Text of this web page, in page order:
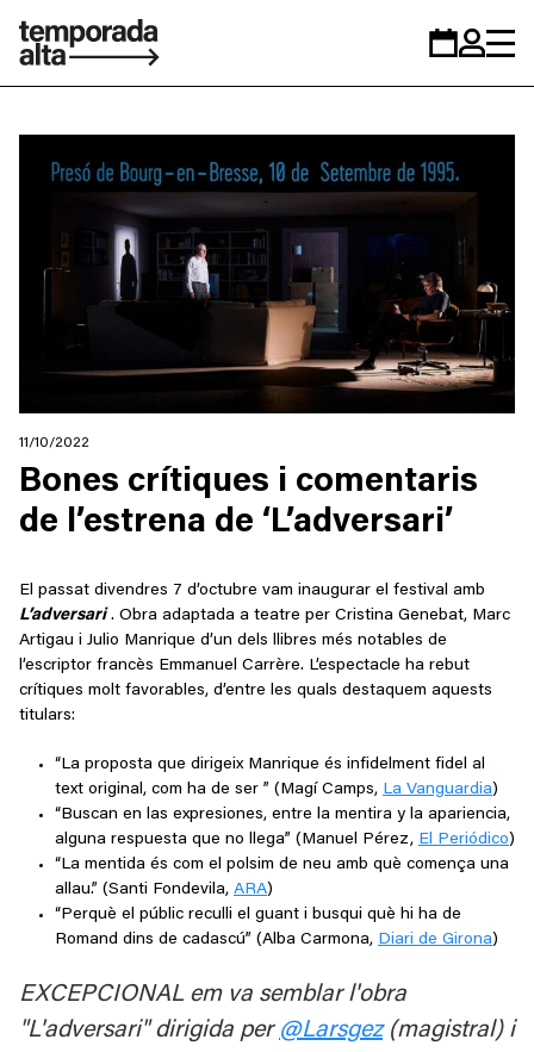
Temporada
personal
11/10/2022
Bones crítiques i comentaris
de l’estrena de ‘L’adversari’
El passat divendres 7 d’octubre vam inaugurar el festival amb
L’adversari. Obra adaptada a teatre per Cristina Genebat, Marc
Artigau i Julio Manrique d’un dels llibres més notables de
l’escriptor francès Emmanuel Carrère. L’espectacle ha rebut
crítiques molt favorables, d’entre les quals destaquem aquests
titulars:
“La proposta que dirigeix Manrique és infidelment fidel al
text original, com ha de ser ” (Magí Camps, La Vanguardia)
“Buscan en las expresiones, entre la mentira y la apariencia,
alguna respuesta que no llega” (Manuel Pérez, El Periódico)
“La mentida és com el polsim de neu amb què comença una
allau.” (Santi Fondevila, ARA)
“Perquè el públic reculli el guant i busqui què hi ha de
Romand dins de cadascú” (Alba Carmona, Diari de Girona)
EXCEPCIONAL em va semblar l'obra
"L'adversari" dirigida per @Larsgez(magistral) i